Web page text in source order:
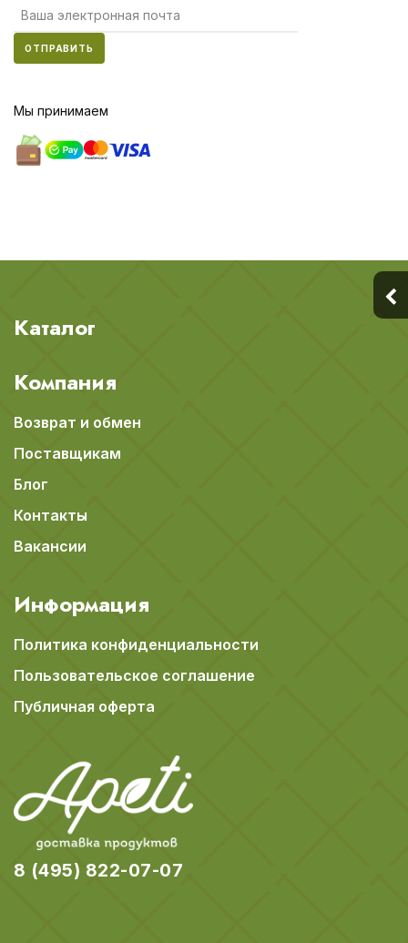
ОТПРАВИТЬ
Мы принимаем
Каталог
Компания
Возврат и обмен
Поставщикам
Блог
Контакты
Вакансии
Информация
Политика конфиденциальности
Пользовательское соглашение
Публичная оферта
8 (495) 822-07-07